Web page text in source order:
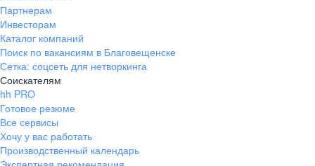
ул. Янковского, д. 169, 7 этаж,
706 каб.
+7 861 205-55-57
pr@krd.hh.ru
Владивосток
пер. Ланинский д. 4, офис 3.4
+7 423 202-33-28
Партнерам
Инвесторам
Каталог компаний
Поиск по вакансиям в Благовещенске
Сетка: соцсеть для нетворкинга
Соискателям
hh PRO
Готовое резюме
Все сервисы
Хочу у вас работать
Производственный календарь